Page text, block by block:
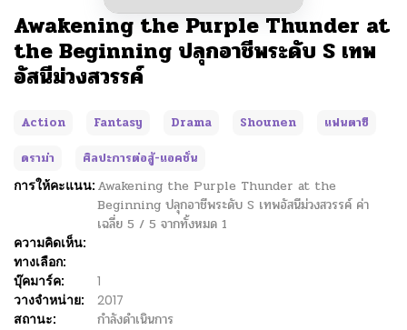
Awakening the Purple Thunder at
the Beginning ปลุกอาชีพระดับ S เทพ
อัสนีม่วงสวรรค์
Action Fantasy Drama Shounen
แฟนตาซี
ดราม่า
ศิลปะการต่อสู้-แอคชั่น
การให้คะแนน: Awakening the Purple Thunder at the
Beginning ปลุกอาชีพระดับ S เทพอัสนีม่วงสวรรค์ ค่า
เฉลี่ย 5 / 5 จากทั้งหมด 1
ความคิดเห็น:
ทางเลือก:
บุ๊คมาร์ค:
1
วางจำหน่าย:
2017
สถานะ:
กำลังดำเนินการ